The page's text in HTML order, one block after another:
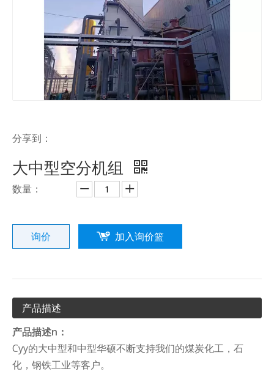
分享到：
大中型空分机组
数量：
询价 加入询价篮
产品描述
产品描述n ：
Cyy的大中型和中型华硕不断支持我们的煤炭化工，石
化，钢铁工业等客户。